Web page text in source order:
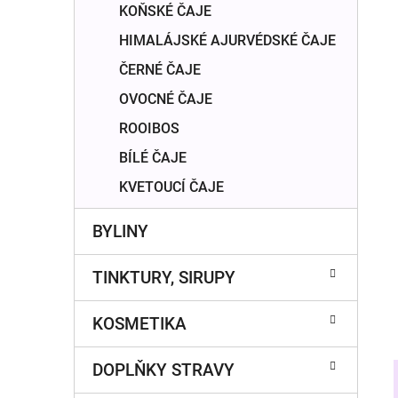
KOŇSKÉ ČAJE
HIMALÁJSKÉ AJURVÉDSKÉ ČAJE
ČERNÉ ČAJE
OVOCNÉ ČAJE
ROOIBOS
BÍLÉ ČAJE
KVETOUCÍ ČAJE
BYLINY
TINKTURY, SIRUPY
KOSMETIKA
DOPLŇKY STRAVY